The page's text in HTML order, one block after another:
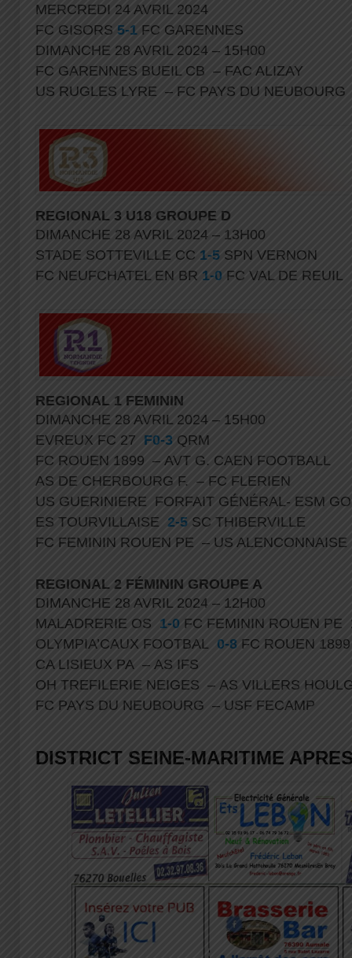
MERCREDI 24 AVRIL 2024
FC GISORS 5-1 FC GARENNES
DIMANCHE 28 AVRIL 2024 – 15H00
FC GARENNES BUEIL CB – FAC ALIZAY
US RUGLES LYRE – FC PAYS DU
REGIONAL 3 U18 GROUPE D
DIMANCHE 28 AVRIL 2024 – 13H00
STADE SOTTEVILLE CC 1-5 SPN VERNON
FC NEUFCHATEL EN BR 1-0 FC VAL DE REUIL
REGIONAL 1 FEMININ
DIMANCHE 28 AVRIL 2024 – 15H00
EVREUX FC 27 F0-3 QRM
FC ROUEN 1899 – AVT G. CAEN FOOTBALL
AS DE CHERBOURG F. – FC FLERIEN
US GUERINIERE FORFAIT GÉNÉRAL- ESM
ES TOURVILLAISE 2-5 SC THIBERVILLE
FC FEMININ ROUEN PE – US
REGIONAL 2 FÉMININ GROUPE A
DIMANCHE 28 AVRIL 2024 – 12H00
MALADRERIE OS 1-0 FC FEMININ ROUEN
OLYMPIA’CAUX FOOTBAL 0-8 FC ROUEN
CA LISIEUX PA – AS IFS
OH TREFILERIE NEIGES – AS VILLERS
FC PAYS DU NEUBOURG – USF FECAMP
DISTRICT SEINE-MARITIME